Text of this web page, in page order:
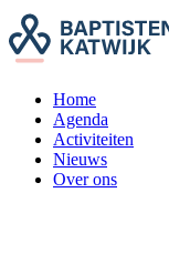
Home
Agenda
Activiteiten
Nieuws
Over ons